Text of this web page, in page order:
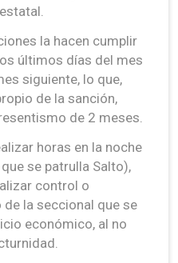
la hacen cumplir
últimos días del mes
siguiente, lo que,
de la sanción,
de 2 meses.
horas en la noche
se patrulla Salto),
control o
la seccional que se
económico, al no